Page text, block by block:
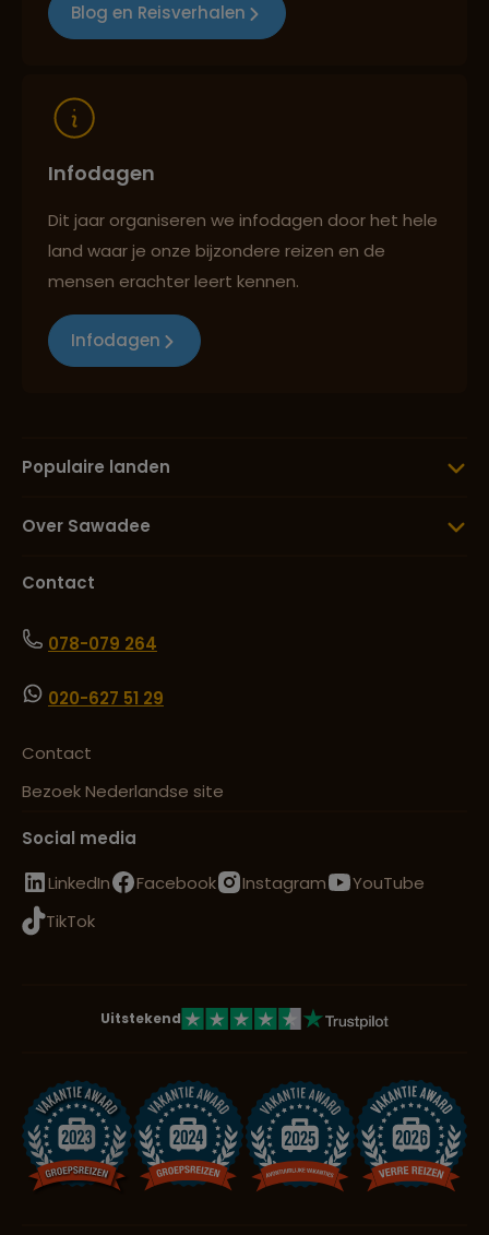
Blog en Reisverhalen
Infodagen
Dit jaar organiseren we infodagen door het hele
land waar je onze bijzondere reizen en de
mensen erachter leert kennen.
Infodagen
Populaire landen
Over Sawadee
Contact
078-079 264
020-627 51 29
Contact
Bezoek Nederlandse site
Social media
LinkedIn
Facebook Instagram
YouTube
TikTok
Uitstekend